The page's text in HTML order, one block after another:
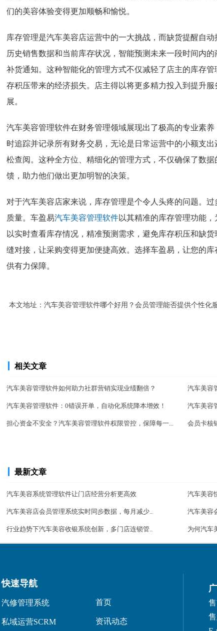
们的美容体验变得更加顺畅和愉悦。
库存管理是汽车美容店运营中的一大挑战，而缺货提醒自
历史销售数据和当前库存状况，智能预测未来一段时间内
补货通知。这种智能化的管理方式不仅减轻了店主的库存
存积压带来的经济损失。店主得以将更多精力投入到提升
展。
汽车美容管理软件在财务管理领域展现出了极高的专业素
时追踪并记录所有财务交易，无论是日常运营中的小额支
松查阅。这种全方位、精细化的管理方式，不仅确保了数
馈，助力他们做出更加明智的决策。
对于汽车美容店家来说，库存管理是个令人头疼的问题。
质量。车盈易汽车美容管理软件以其精准的库存管理功能
以实时查看库存情况，精准预测需求，避免库存积压和缺
缝对接，让采购变得更加便捷高效。选择车盈易，让您的
供有力保障。
本文地址： 汽车美容管理软件哪个好用？会员管理能否提供个性化
相关文章
汽车美容管理软件如何助力社群营销实现业绩翻倍？ 汽车美容
汽车美容管理软件：0错误开单，自动化系统降本增效！ 汽车美容
担心资金不安全？汽车美容管理软件权限管控，保障每一... 会员卡核
最新文章
汽车美容系统管理软件让门店经营分析更高效 汽车美容
汽车美容店会员管理系统实时同步数据，每月减少.. 汽车美容
行业趋势下汽车美容收银系统创新，多门店连锁管.. 为何汽车
快速导航
汽修管理系统
私域运营SCRM
首页
资讯动态